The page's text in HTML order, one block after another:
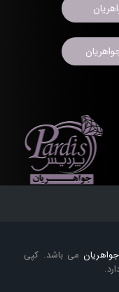
می باشد. کپی